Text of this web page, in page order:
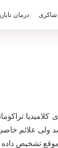
شاکری درمان
علائم خاصی
موقع تشخیص